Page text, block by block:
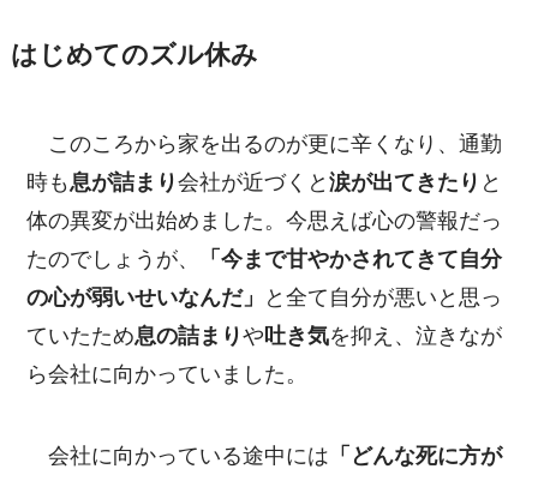
はじめてのズル休み
このころから家を出るのが更に辛くなり、通勤
時も息が詰まり会社が近づくと涙が出てきたり と
体の異変が出始めました。今思えば心の警報だっ
たのでしょうが、
「今まで甘やかされてきて自分
の心が弱いせいなんだ」
と全て自分が悪いと思っ
ていたため息の詰まりや吐き気を抑え、泣きなが
ら会社に向かっていました。
会社に向かっている途中には 「どんな死に方が